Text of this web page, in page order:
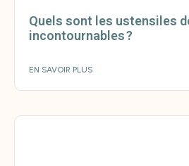
Quels sont les ustensiles
incontournables ?
EN SAVOIR PLUS